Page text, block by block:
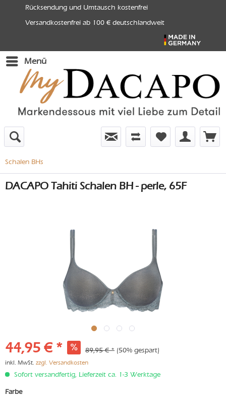
Rücksendung und Umtausch kostenfrei
Versandkostenfrei ab 100 € deutschlandweit
Menü
Schalen BHs
DACAPO Tahiti Schalen BH - perle, 65F
44,95 € * 89,95 € * (50% gespart)
inkl. MwSt. zzgl. Versandkosten
Sofort versandfertig, Lieferzeit ca. 1-3 Werktage
Farbe